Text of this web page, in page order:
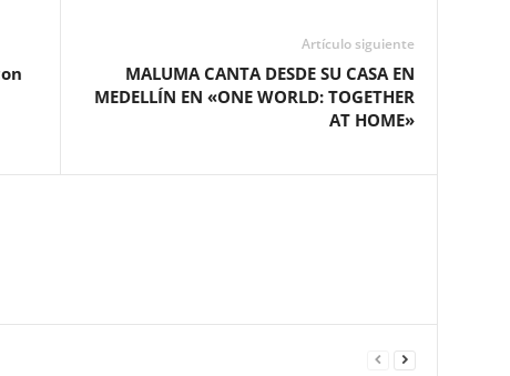
Artículo siguiente
MALUMA CANTA DESDE SU CASA EN
MEDELLÍN EN «ONE WORLD: TOGETHER
AT HOME»